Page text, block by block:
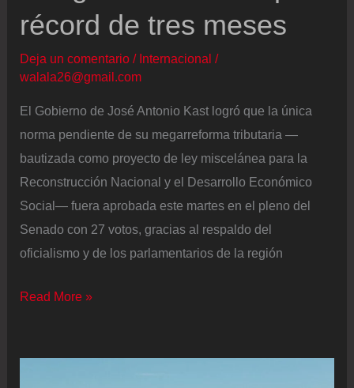
récord de tres meses
Deja un comentario / Internacional /
walala26@gmail.com
El Gobierno de José Antonio Kast logró que la única
norma pendiente de su megarreforma tributaria —
bautizada como proyecto de ley miscelánea para la
Reconstrucción Nacional y el Desarrollo Económico
Social— fuera aprobada este martes en el pleno del
Senado con 27 votos, gracias al respaldo del
oficialismo y de los parlamentarios de la región
Kast
Read More »